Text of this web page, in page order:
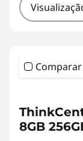
Comparar
8GB